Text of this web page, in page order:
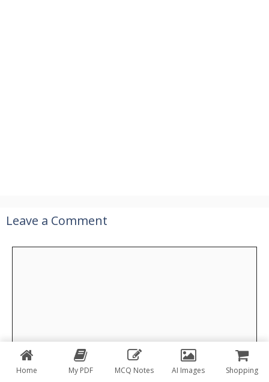
Leave a Comment
Home My PDF MCQ Notes AI Images Shopping